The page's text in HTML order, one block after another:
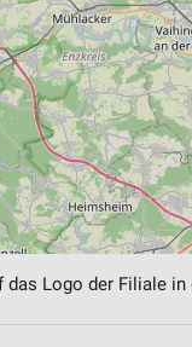
das Logo der Filiale